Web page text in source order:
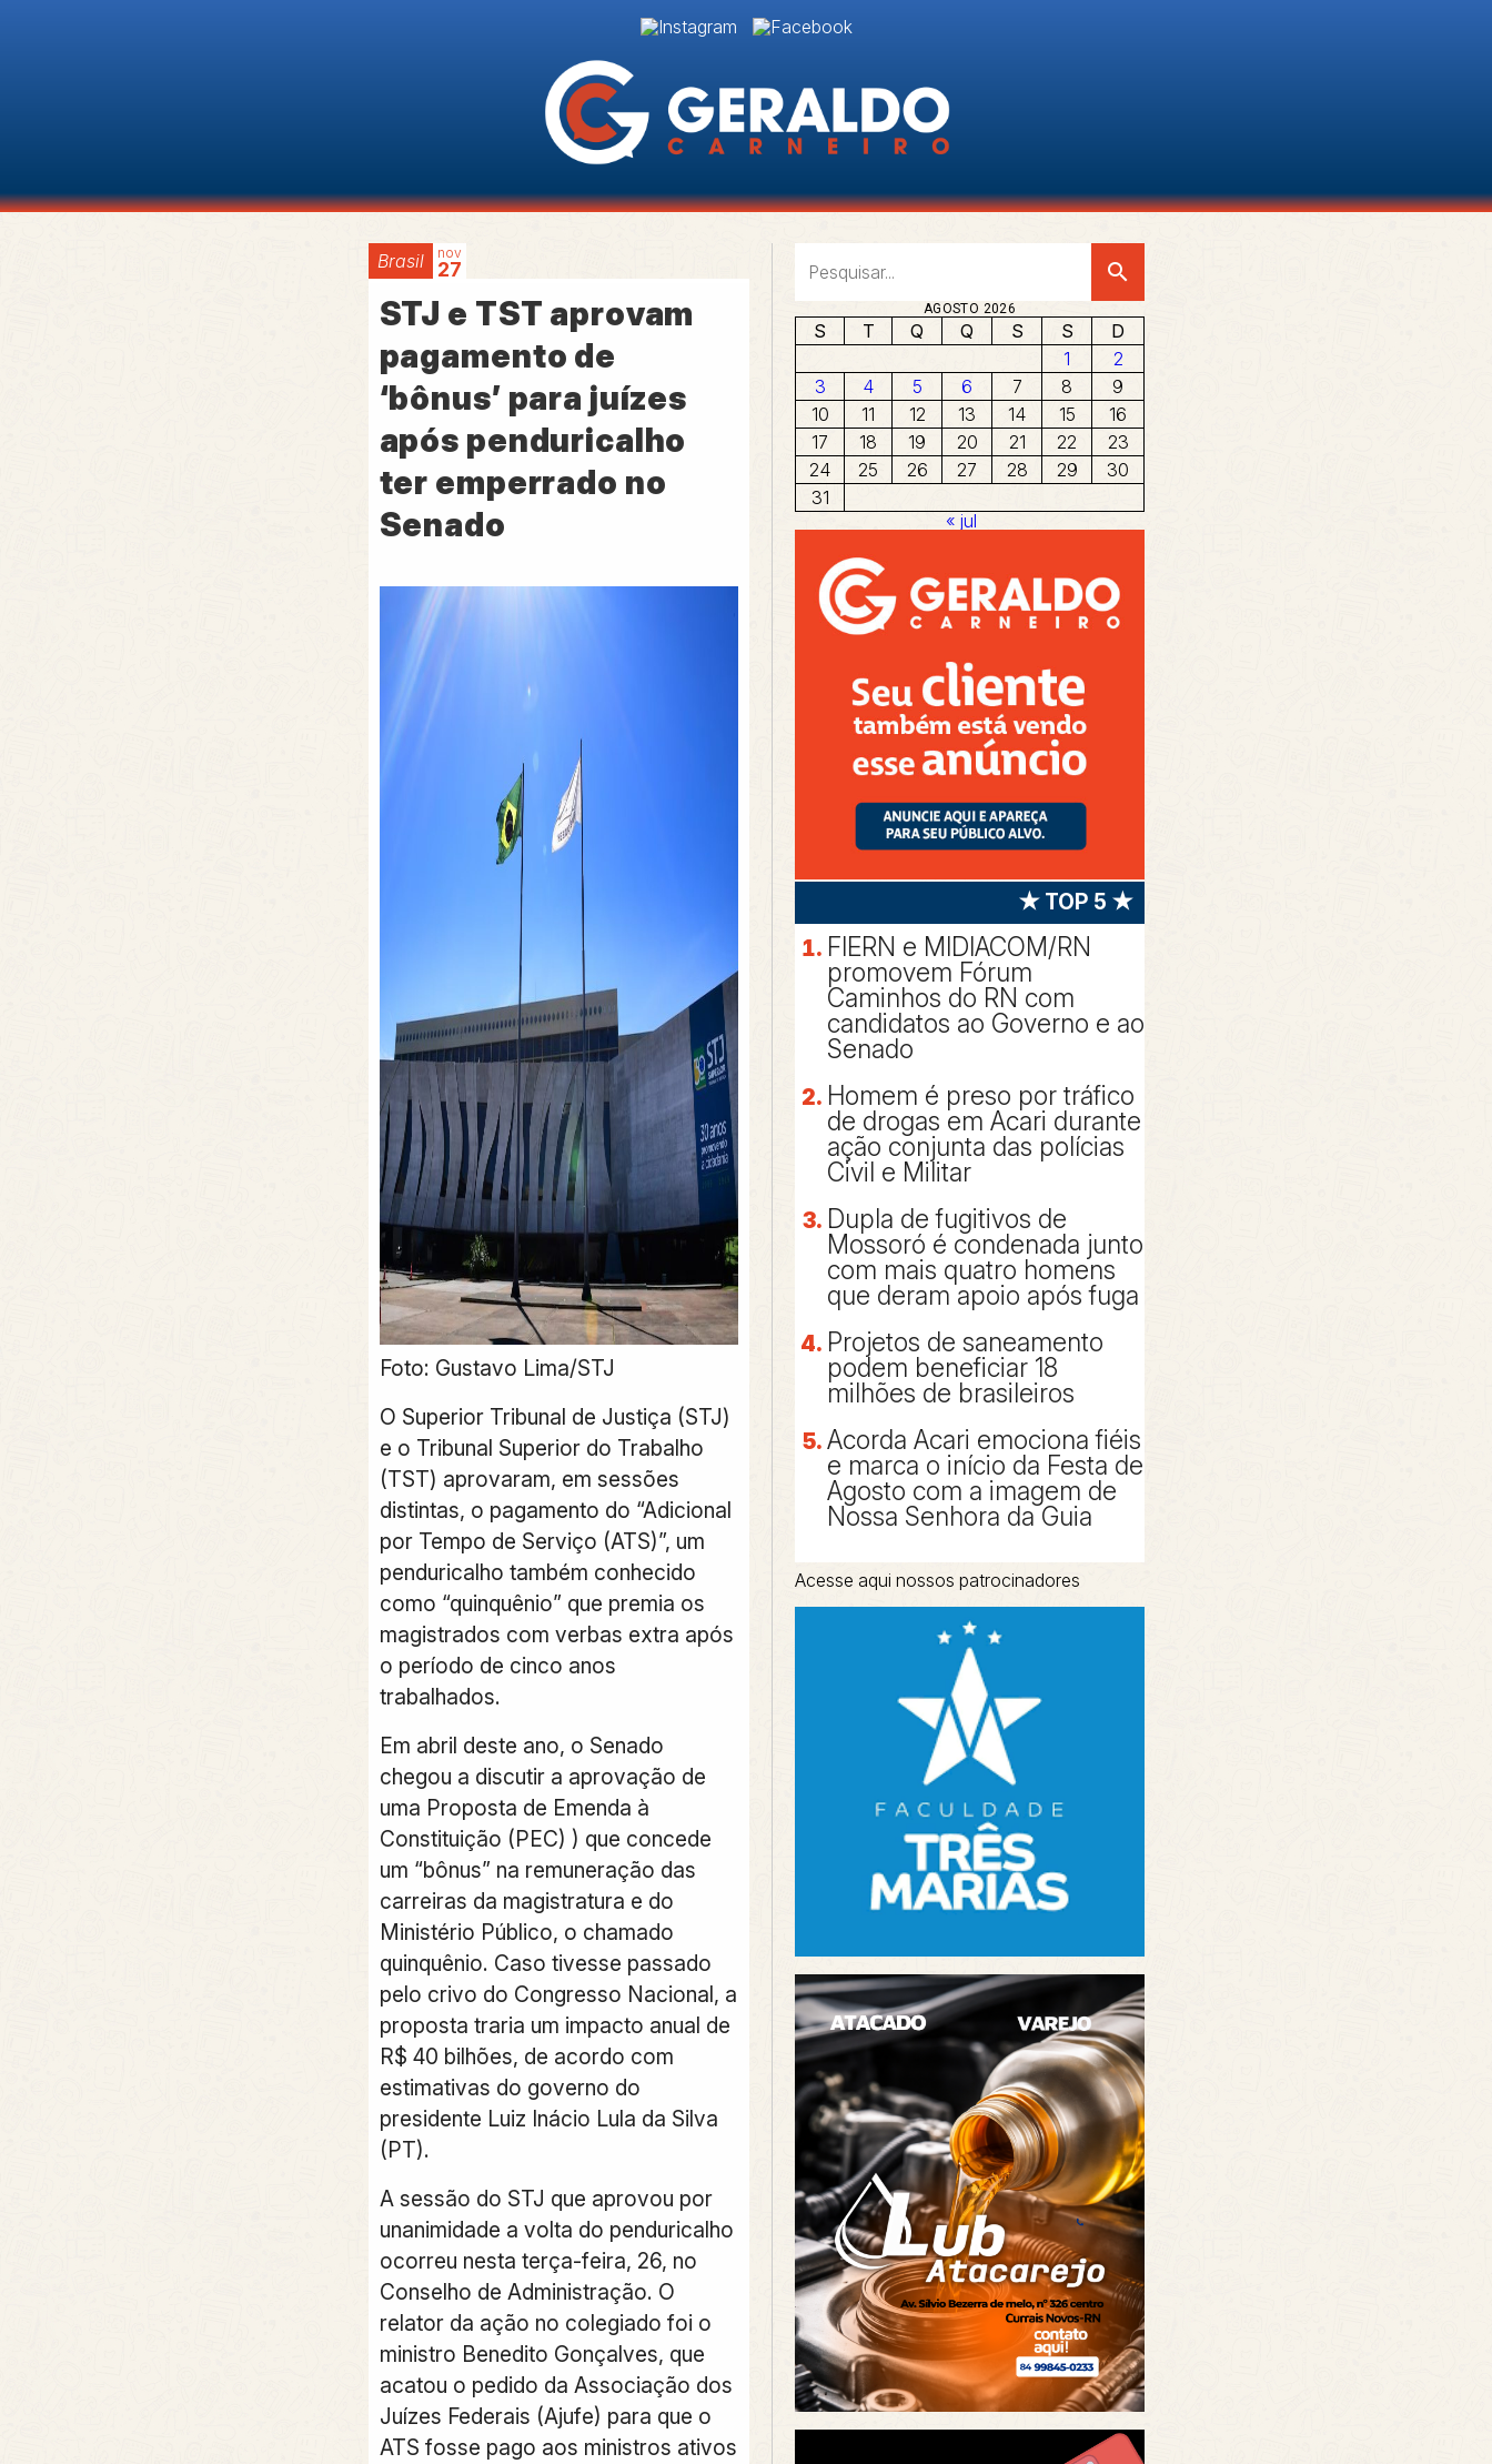
Brasil 27
nov
STJ e TST aprovam
pagamento de
‘bônus’ para juízes
após penduricalho
ter emperrado no
Senado
Foto: Gustavo Lima/STJ
O Superior Tribunal de Justiça (STJ)
e o Tribunal Superior do Trabalho
(TST) aprovaram, em sessões
distintas, o pagamento do “Adicional
por Tempo de Serviço (ATS)”, um
penduricalho também conhecido
como “quinquênio” que premia os
magistrados com verbas extra após
o período de cinco anos
trabalhados.
Em abril deste ano, o Senado
chegou a discutir a aprovação de
uma Proposta de Emenda à
Constituição (PEC) ) que concede
um “bônus” na remuneração das
carreiras da magistratura e do
Ministério Público, o chamado
quinquênio. Caso tivesse passado
pelo crivo do Congresso Nacional, a
proposta traria um impacto anual de
R$ 40 bilhões, de acordo com
estimativas do governo do
presidente Luiz Inácio Lula da Silva
(PT).
A sessão do STJ que aprovou por
unanimidade a volta do penduricalho
ocorreu nesta terça-feira, 26, no
Conselho de Administração. O
relator da ação no colegiado foi o
ministro Benedito Gonçalves, que
acatou o pedido da Associação dos
Juízes Federais (Ajufe) para que o
ATS fosse pago aos ministros ativos
search
AGOSTO 2026
S T Q Q S S
D
1
2
3
4 5 6 7 8
9
10
11 12 13 14 15
16
17
18 19 20 21 22
23
24
25 26 27 28 29
30
31
« jul
★ TOP 5 ★
FIERN e MIDIACOM/RN
promovem Fórum
Caminhos do RN com
candidatos ao Governo e ao
Senado
Homem é preso por tráfico
de drogas em Acari durante
ação conjunta das polícias
Civil e Militar
Dupla de fugitivos de
Mossoró é condenada junto
com mais quatro homens
que deram apoio após fuga
Projetos de saneamento
podem beneficiar 18
milhões de brasileiros
Acorda Acari emociona fiéis
e marca o início da Festa de
Agosto com a imagem de
Nossa Senhora da Guia
Acesse aqui nossos patrocinadores